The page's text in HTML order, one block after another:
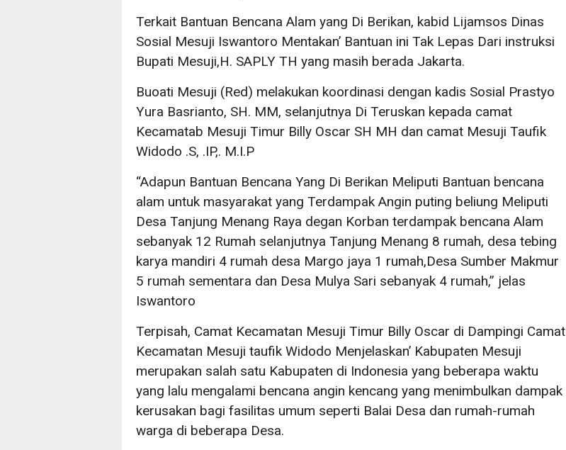
Terkait Bantuan Bencana Alam yang Di Berikan, kabid Lijamsos Dinas
Sosial Mesuji Iswantoro Mentakan’ Bantuan ini Tak Lepas Dari instruksi
Bupati Mesuji,H. SAPLY TH yang masih berada Jakarta.
Buoati Mesuji (Red) melakukan koordinasi dengan kadis Sosial Prastyo
Yura Basrianto, SH. MM, selanjutnya Di Teruskan kepada camat
Kecamatab Mesuji Timur Billy Oscar SH MH dan camat Mesuji Taufik
Widodo .S, .IP,. M.I.P
“Adapun Bantuan Bencana Yang Di Berikan Meliputi Bantuan bencana
alam untuk masyarakat yang Terdampak Angin puting beliung Meliputi
Desa Tanjung Menang Raya degan Korban terdampak bencana Alam
sebanyak 12 Rumah selanjutnya Tanjung Menang 8 rumah, desa tebing
karya mandiri 4 rumah desa Margo jaya 1 rumah,Desa Sumber Makmur
5 rumah sementara dan Desa Mulya Sari sebanyak 4 rumah,” jelas
Iswantoro
Terpisah, Camat Kecamatan Mesuji Timur Billy Oscar di Dampingi Camat
Kecamatan Mesuji taufik Widodo Menjelaskan’ Kabupaten Mesuji
merupakan salah satu Kabupaten di Indonesia yang beberapa waktu
yang lalu mengalami bencana angin kencang yang menimbulkan dampak
kerusakan bagi fasilitas umum seperti Balai Desa dan rumah-rumah
warga di beberapa Desa.